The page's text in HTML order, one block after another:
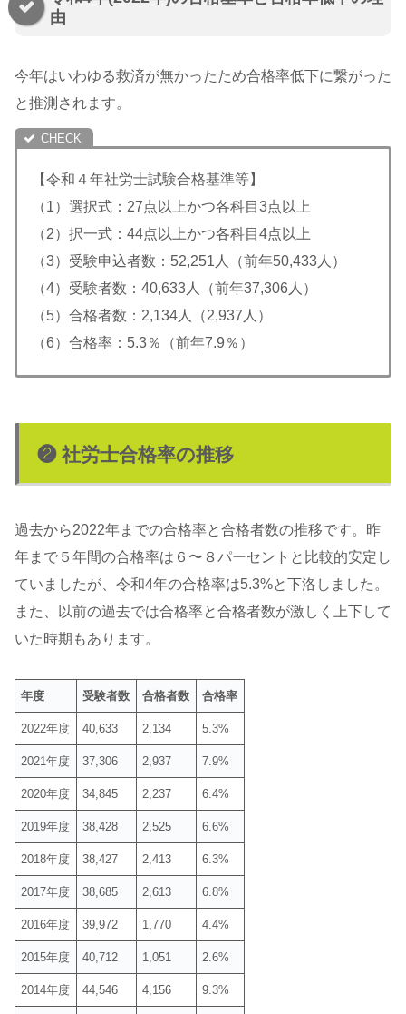
由
今年はいわゆる救済が無かったため合格率低下に繋がった
と推測されます。
【令和４年社労士試験合格基準等】
（1）選択式：27点以上かつ各科目3点以上
（2）択一式：44点以上かつ各科目4点以上
（3）受験申込者数：52,251人（前年50,433人）
（4）受験者数：40,633人（前年37,306人）
（5）合格者数：2,134人（2,937人）
（6）合格率：5.3％（前年7.9％）
❷ 社労士合格率の推移
過去から2022年までの合格率と合格者数の推移です。昨
年まで５年間の合格率は６〜８パーセントと比較的安定し
ていましたが、令和4年の合格率は5.3%と下洛しました。
また、以前の過去では合格率と合格者数が激しく上下して
いた時期もあります。
年度 受験者数 合格者数 合格率
2022年度 40,633 2,134 5.3%
2021年度 37,306 2,937 7.9%
2020年度 34,845 2,237 6.4%
2019年度 38,428 2,525 6.6%
2018年度 38,427 2,413 6.3%
2017年度 38,685 2,613 6.8%
2016年度 39,972 1,770 4.4%
2015年度 40,712 1,051 2.6%
2014年度 44,546 4,156 9.3%